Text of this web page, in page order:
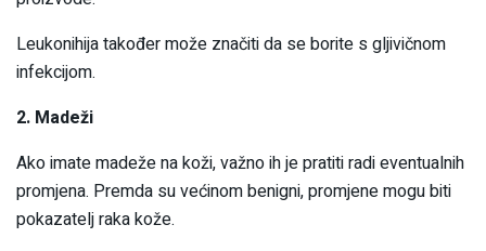
Leukonihija također može značiti da se borite s gljivičnom
infekcijom.
2. Madeži
Ako imate madeže na koži, važno ih je pratiti radi eventualnih
promjena. Premda su većinom benigni, promjene mogu biti
pokazatelj raka kože.